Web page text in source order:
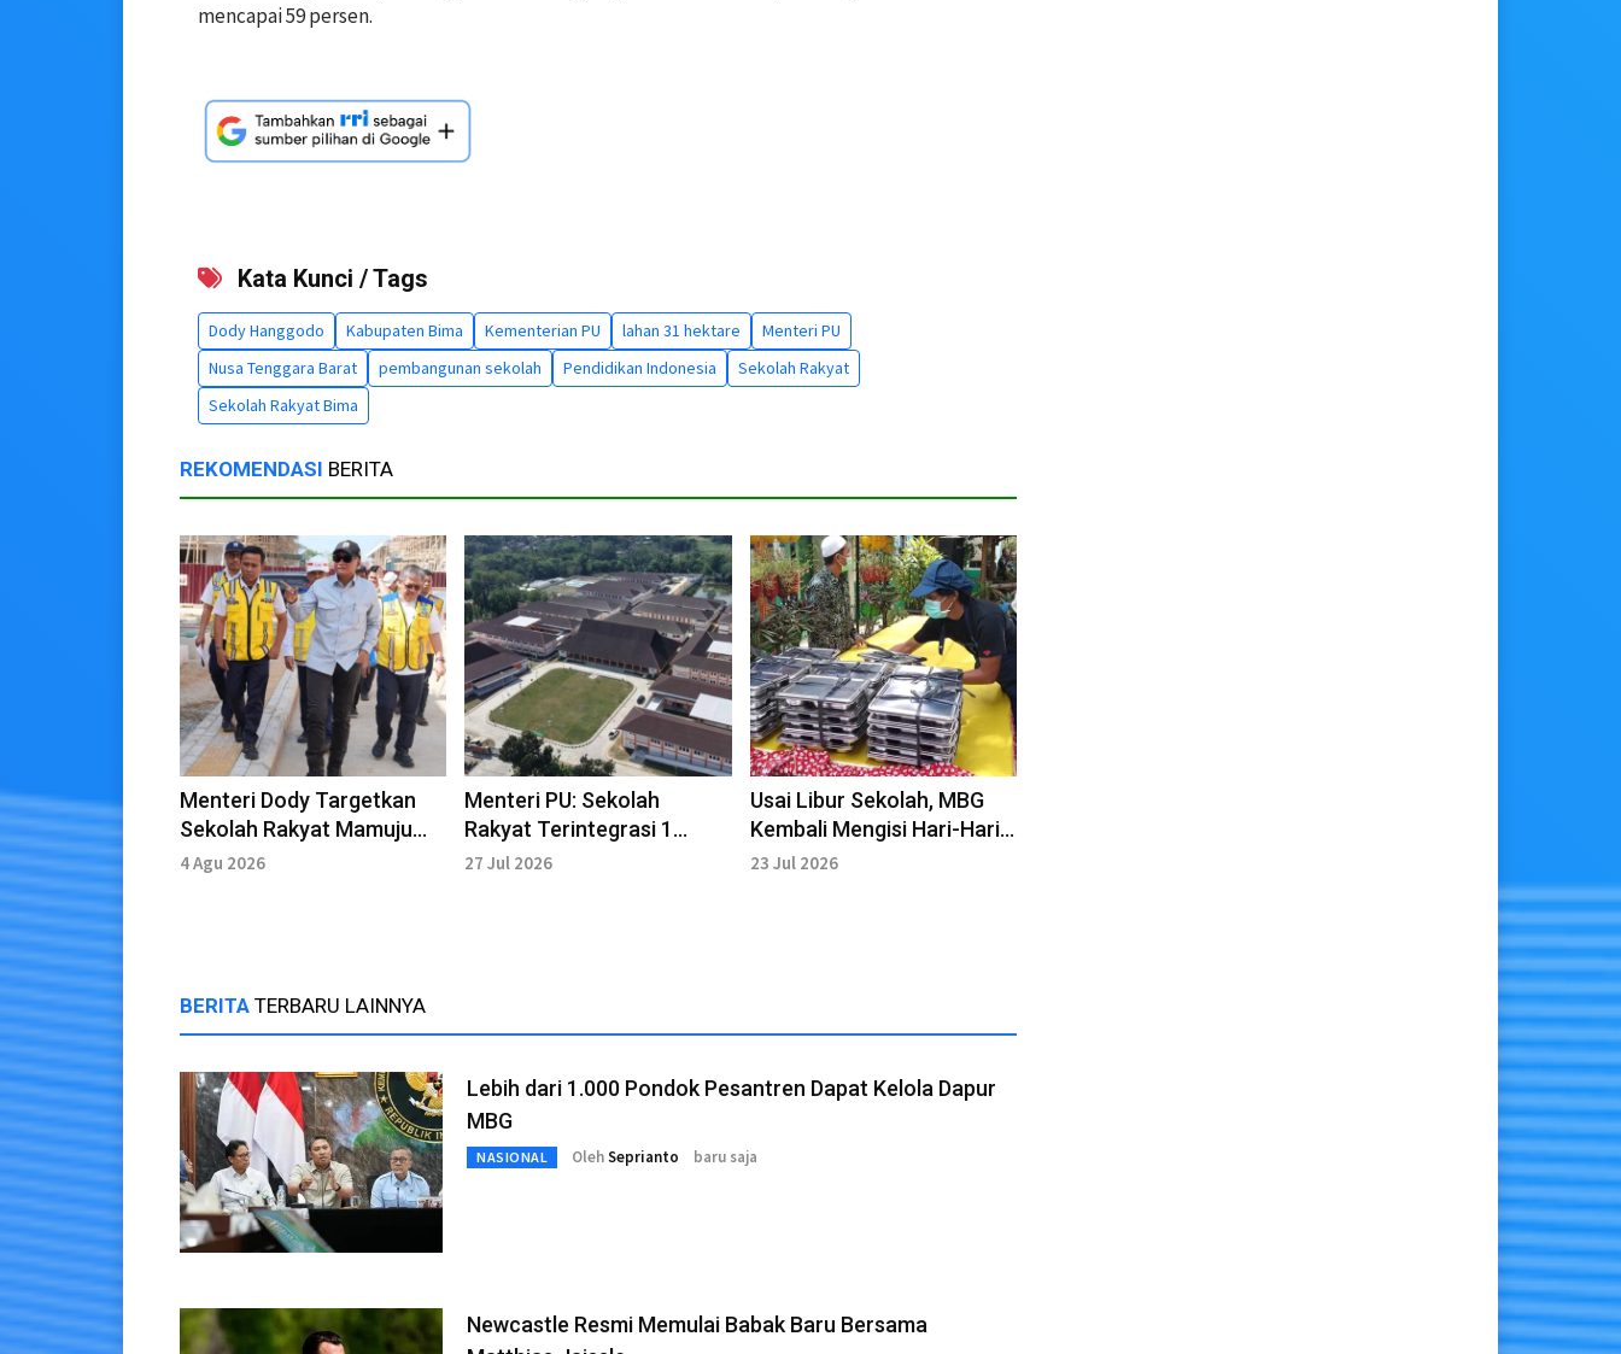
mencapai 59 persen.
Kata Kunci / Tags
Dody Hanggodo Kabupaten Bima Kementerian PU lahan 31 hektare
Menteri PU
Nusa Tenggara Barat
pembangunan sekolah Pendidikan Indonesia
Sekolah Rakyat
Sekolah Rakyat Bima
REKOMENDASI BERITA
Menteri Dody Targetkan
Sekolah Rakyat Mamuju
Rampung Akhir Agustus
4 Agu 2026
Menteri PU: Sekolah
Rakyat Terintegrasi 1
Sragen Siap Digunakan
27 Jul 2026
Usai Libur Sekolah, MBG
Kembali Mengisi Hari-Hari
Belajar Siswa di
23 Jul 2026
BERITA TERBARU LAINNYA
Lebih dari 1.000 Pondok Pesantren Dapat Kelola Dapur
MBG
NASIONAL OlehSeprianto baru saja
Newcastle Resmi Memulai Babak Baru Bersama